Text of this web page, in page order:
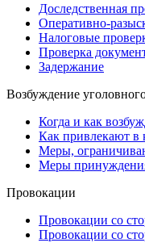
Доследственная
Оперативно-
Налоговые
Проверка
Задержание
Возбуждение
Когда и как
Как привлекают в
Меры,
Меры
Провокации
Провокации со
Провокации со